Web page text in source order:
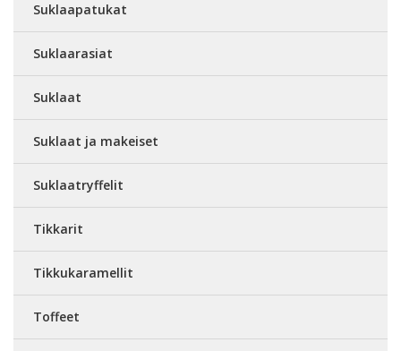
Suklaapatukat
Suklaarasiat
Suklaat
Suklaat ja makeiset
Suklaatryffelit
Tikkarit
Tikkukaramellit
Toffeet